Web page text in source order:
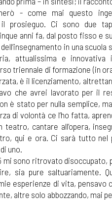
- come mai questo
il prosieguo. Ci sono due
anni fa, dal posto fisso e
in una
attualissima e
triennale di formazione (in
è il licenziamento,
che avrei lavorato per il
è stato per nulla semplice,
di volontà ce l’ho fatta,
cantare all’opera,
qui e ora. Ci sarà tutto nel
uno.
mi sono ritrovato
sia pure saltuariamente.
esperienze di vita, pensavo
altre solo abbozzando, mai